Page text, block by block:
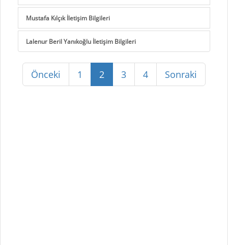
Mustafa Kılçık İletişim Bilgileri
Lalenur Beril Yanıkoğlu İletişim Bilgileri
Önceki 1 2 3 4 Sonraki